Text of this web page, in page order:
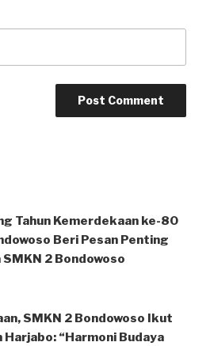
Tahun Kemerdekaan ke-80
Beri Pesan Penting
2 Bondowoso
SMKN 2 Bondowoso Ikut
Harjabo: “Harmoni Budaya